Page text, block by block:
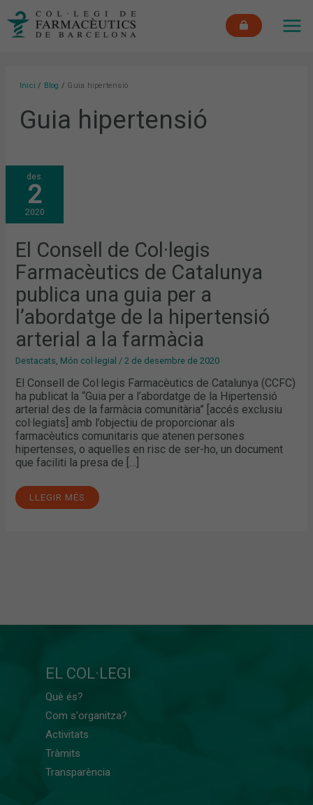
Inici Blog Guia hipertensió
Guia hipertensió
des.
2
2020
El Consell de Col·legis
Farmacèutics de Catalunya
publica una guia per a
l’abordatge de la hipertensió
arterial a la farmàcia
Destacats Món col·legial /2 de desembre de 2020
El Consell de Col·legis Farmacèutics de Catalunya (CCFC)
ha publicat la “Guia per a l’abordatge de la Hipertensió
arterial des de la farmàcia comunitària” [accés exclusiu
col·legiats] amb l’objectiu de proporcionar als
farmacèutics comunitaris que atenen persones
hipertenses, o aquelles en risc de ser-ho, un document
que faciliti la presa de […]
EL
CONSELL
DE
COL·LEGIS
FARMACÈUTICS
DE
CATALUNYA
UNA
GUIA
PER
A
L’ABORDATGE
DE
LA
HIPERTENSIÓ
ARTERIAL
A
LA
FARMÀCIA
LLEGIR MÉS
EL COL·LEGI
Què és?
Com s'organitza?
Activitats
Tràmits
Transparència